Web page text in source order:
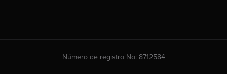
Número de registro No: 8712584